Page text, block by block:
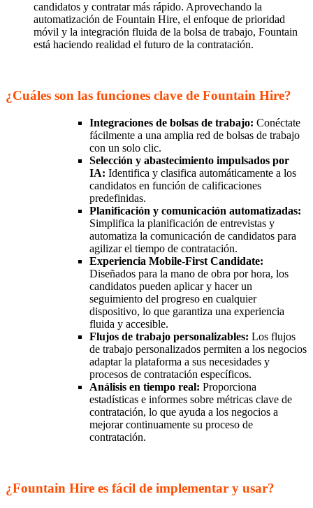
candidatos y contratar más rápido. Aprovechando la
automatización de Fountain Hire, el enfoque de prioridad
móvil y la integración fluida de la bolsa de trabajo, Fountain
está haciendo realidad el futuro de la contratación.
¿Cuáles son las funciones clave de Fountain Hire?
Integraciones de bolsas de trabajo: Conéctate
fácilmente a una amplia red de bolsas de trabajo
con un solo clic.
Selección y abastecimiento impulsados por
IA: Identifica y clasifica automáticamente a los
candidatos en función de calificaciones
predefinidas.
Planificación y comunicación automatizadas:
Simplifica la planificación de entrevistas y
automatiza la comunicación de candidatos para
agilizar el tiempo de contratación.
Experiencia Mobile-First Candidate:
Diseñados para la mano de obra por hora, los
candidatos pueden aplicar y hacer un
seguimiento del progreso en cualquier
dispositivo, lo que garantiza una experiencia
fluida y accesible.
Flujos de trabajo personalizables: Los flujos
de trabajo personalizados permiten a los negocios
adaptar la plataforma a sus necesidades y
procesos de contratación específicos.
Análisis en tiempo real: Proporciona
estadísticas e informes sobre métricas clave de
contratación, lo que ayuda a los negocios a
mejorar continuamente su proceso de
contratación.
¿Fountain Hire es fácil de implementar y usar?